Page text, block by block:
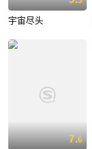
宇宙尽头
7.6